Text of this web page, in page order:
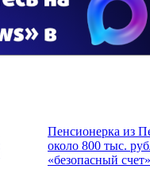
Пенсионерка из
около 800 тыс.
«безопасный счет»